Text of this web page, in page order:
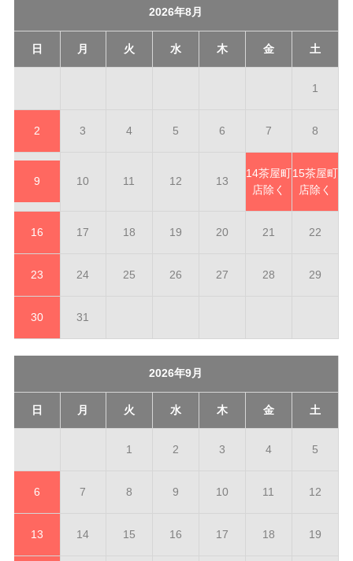
2026年8月
日 月 火 水 木 金 土
1
2 3 4 5 6 7 8
9 10 11 12 13
14茶屋町
店除く
15茶屋町
店除く
16 17 18 19 20 21 22
23 24 25 26 27 28 29
30 31
2026年9月
日 月 火 水 木 金 土
1 2 3 4 5
6 7 8 9 10 11 12
13 14 15 16 17 18 19